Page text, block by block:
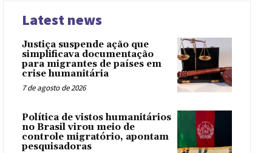
Latest news
Justiça suspende ação que
simplificava documentação
para migrantes de países em
crise humanitária
7 de agosto de 2026
Política de vistos humanitários
no Brasil virou meio de
controle migratório, apontam
pesquisadoras